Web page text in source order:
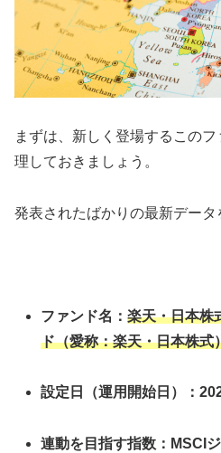
まずは、新しく登場するこの
理しておきましょう。
発表されたばかりの最新データ
ファンド名：楽天・日本株
ド（愛称：楽天・日本株式
設定日（運用開始日）：
連動を目指す指数：MSCI